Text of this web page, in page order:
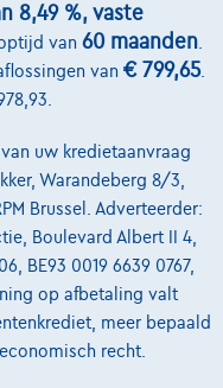
Montigny
8,49 %, vaste
van 60 maanden
van € 799,65.
uw kredietaanvraag
Warandeberg 8/3,
Brussel. Adverteerder:
Boulevard Albert II 4,
BE93 0019 6639 0767,
op afbetaling valt
meer bepaald
recht.